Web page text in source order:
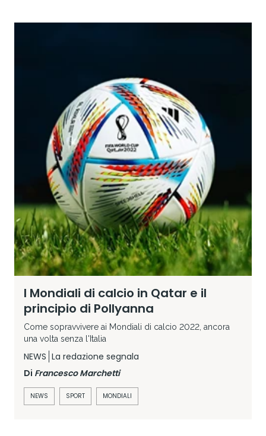
I Mondiali di calcio in Qatar e il
principio di Pollyanna
Come sopravvivere ai Mondiali di calcio 2022, ancora
una volta senza l'Italia
NEWS La redazione segnala
Di Francesco Marchetti
NEWS SPORT MONDIALI